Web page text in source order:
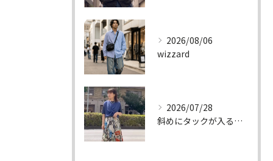
2026/08/06
wizzard
2026/07/28
斜めにタックが入る事でスカートに綺麗な流れができ、品の良さを...